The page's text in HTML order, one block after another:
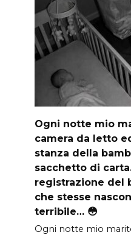
Ogni notte mio
camera da letto
stanza della
sacchetto di
registrazione del
che stesse
terribile… 😳
Ogni notte mio